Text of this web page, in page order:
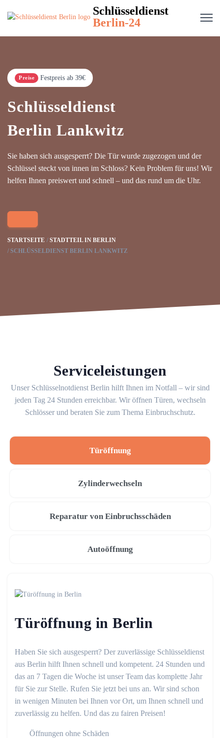
Schlüsseldienst
Berlin-24
Preise Festpreis ab 39€
Schlüsseldienst
Berlin Lankwitz
Sie haben sich ausgesperrt? Die Tür wurde zugezogen und der
Schlüssel steckt von innen im Schloss? Kein Problem für uns! Wir
helfen Ihnen preiswert und schnell – und das rund um die Uhr.
STARTSEITE
STADTTEIL IN BERLIN
SCHLÜSSELDIENST BERLIN LANKWITZ
Serviceleistungen
Unser Schlüsselnotdienst Berlin hilft Ihnen im Notfall – wir sind
jeden Tag 24 Stunden erreichbar. Wir öffnen Türen, wechseln
Schlösser und beraten Sie zum Thema Einbruchschutz.
Türöffnung
Zylinderwechseln
Reparatur von Einbruchsschäden
Autoöffnung
Türöffnung in Berlin
Haben Sie sich ausgesperrt? Der zuverlässige Schlüsseldienst
aus Berlin hilft Ihnen schnell und kompetent. 24 Stunden und
das an 7 Tagen die Woche ist unser Team das komplette Jahr
für Sie zur Stelle. Rufen Sie jetzt bei uns an. Wir sind schon
in wenigen Minuten bei Ihnen vor Ort, um Ihnen schnell und
zuverlässig zu helfen. Und das zu fairen Preisen!
Öffnungen ohne Schäden